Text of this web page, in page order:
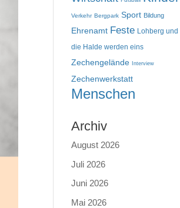
Verkehr Bergpark Sport Bildung
Ehrenamt Feste Lohberg und
die Halde werden eins
Zechengelände Interview
Zechenwerkstatt
Menschen
Archiv
August 2026
Juli 2026
Juni 2026
Mai 2026